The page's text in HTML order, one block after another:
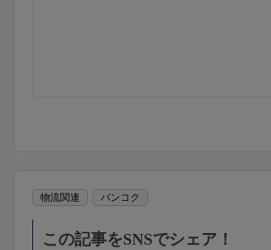
物流関連 バンコク
この記事をSNSでシェア！